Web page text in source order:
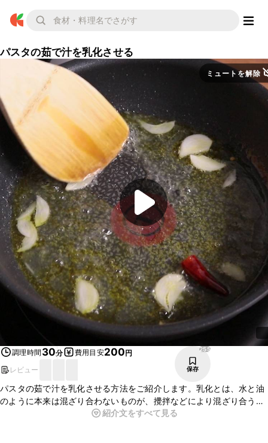
パスタの茹で汁を乳化させる
ミュートを解除
調理時間 30分 費用目安200円
レビュー
255
保存
パスタの茹で汁を乳化させる方法をご紹介します。乳化とは、水と油
のように本来は混ざり合わないものが、攪拌などにより混ざり合うこ
とをいいます。パスタでの乳化は、主にぺペロンチーノで用いられ、
紹介文をすべて見る